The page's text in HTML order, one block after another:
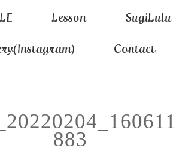
Lesson SugiLulu
Contact
_883